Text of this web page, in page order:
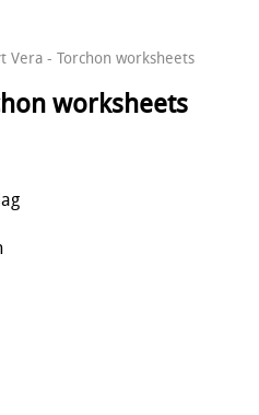
Vera - Torchon worksheets
worksheets